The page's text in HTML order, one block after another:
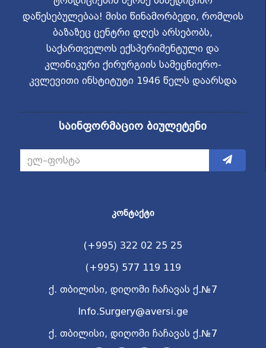
დაწესებულებაა! მისი წინამორბედი, რომლის
ბაზაზეც ცენტრი დღეს არსებობს,
საქართველოს ექსპერიმენტული და
კლინიკური ქირურგიის სამეცნიერო-
კვლევითი ინსტიტუტი 1946 წელს დაარსდა
საინფორმაციო ბიულეტენი
ᲙᲝᲜᲢᲐᲥᲢᲘ
(+995) 322 02 25 25
(+995) 577 119 119
ქ. თბილისი, დიღომი ჩაჩავას ქ.№7
Info.Surgery@aversi.ge
ქ. თბილისი, დიღომი ჩაჩავას ქ.№7